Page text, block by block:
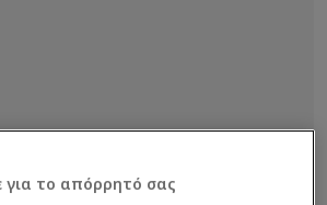
για το απόρρητό σας